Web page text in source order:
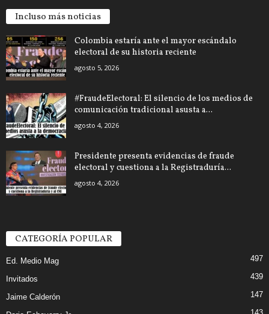
Incluso más noticias
Colombia estaría ante el mayor escándalo
electoral de su historia reciente
agosto 5, 2026
#FraudeElectoral: El silencio de los medios de
comunicación tradicional asusta a...
agosto 4, 2026
Presidente presenta evidencias de fraude
electoral y cuestiona a la Registraduría...
agosto 4, 2026
CATEGORÍA POPULAR
Ed. Medio Mag 497
Invitados 439
Jaime Calderón 147